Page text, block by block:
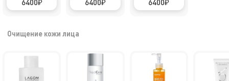
Очищение кожи лица